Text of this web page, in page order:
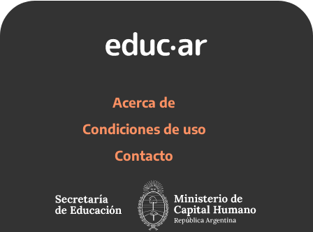
Acerca de
Condiciones de uso
Contacto